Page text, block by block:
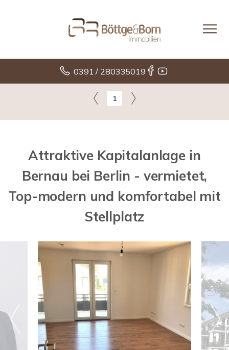
0391 / 280335019
1
Attraktive Kapitalanlage in
Bernau bei Berlin - vermietet,
Top-modern und komfortabel mit
Stellplatz